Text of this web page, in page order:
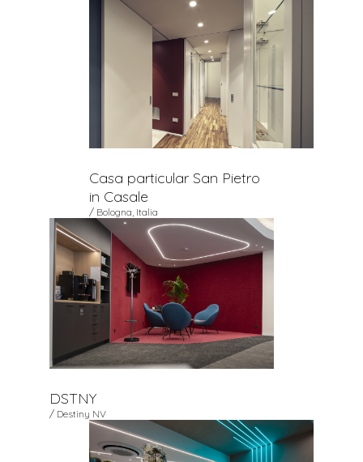
Casa particular San Pietro
in Casale
/ Bologna, Italia
DSTNY
/ Destiny NV